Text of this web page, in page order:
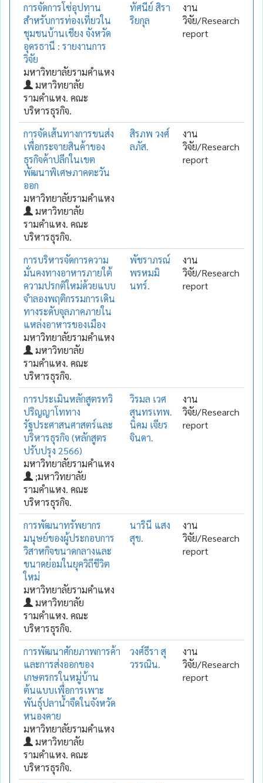
การจัดการโซ่อุปทาน
สำหรับการท่องเที่ยวใน
ชุมชนบ้านเชียง จังหวัด
อุดรธานี : รายงานการ
วิจัย
มหาวิทยาลัยรามคำแหง
มหาวิทยาลัย
รามคำแหง. คณะ
บริหารธุรกิจ.
ทัศนีย์ สิรา
ริยกุล
งาน
วิจัย/Research
report
การจัดเส้นทางการขนส่ง
เพื่อกระจายสินค้าของ
ธุรกิจค้าปลีกในเขต
พัฒนาพิเศษภาคตะวัน
ออก
มหาวิทยาลัยรามคำแหง
มหาวิทยาลัย
รามคำแหง. คณะ
บริหารธุรกิจ.
สิรภพ วงศ์
ลภัส.
งาน
วิจัย/Research
report
การบริหารจัดการความ
มั่นคงทางอาหารภายใต้
ความปรกติใหม่ด้วยแบบ
จำลองพฤติกรรมการเดิน
ทางระดับจุลภาคภายใน
แหล่งอาหารของเมือง
มหาวิทยาลัยรามคำแหง
มหาวิทยาลัย
รามคำแหง. คณะ
บริหารธุรกิจ.
พัชราภรณ์
พรหมมิ
นทร์.
งาน
วิจัย/Research
report
การประเมินหลักสูตรทวิ
ปริญญาโททาง
รัฐประศาสนศาสตร์และ
บริหารธุรกิจ (หลักสูตร
ปรับปรุง 2566)
มหาวิทยาลัยรามคำแหง
;มหาวิทยาลัย
รามคำแหง. คณะ
บริหารธุรกิจ.
วิรมล เวศ
สุนทรเทพ.
นิคม เจียร
จินดา.
งาน
วิจัย/Research
report
การพัฒนาทรัพยากร
มนุษย์ของผู้ประกอบการ
วิสาหกิจขนาดกลางและ
ขนาดย่อมในยุควิถีชีวิต
ใหม่
มหาวิทยาลัยรามคำแหง
มหาวิทยาลัย
รามคำแหง. คณะ
บริหารธุรกิจ.
นารินี แสง
สุข.
งาน
วิจัย/Research
report
การพัฒนาศักยภาพการค้า
และการส่งออกของ
เกษตรกรในหมู่บ้าน
ต้นแบบเพื่อการเพาะ
พันธุ์ปลาน้ำจืดในจังหวัด
หนองคาย
มหาวิทยาลัยรามคำแหง
มหาวิทยาลัย
รามคำแหง. คณะ
บริหารธุรกิจ.
วงศ์ธีรา สุ
วรรณิน.
งาน
วิจัย/Research
report